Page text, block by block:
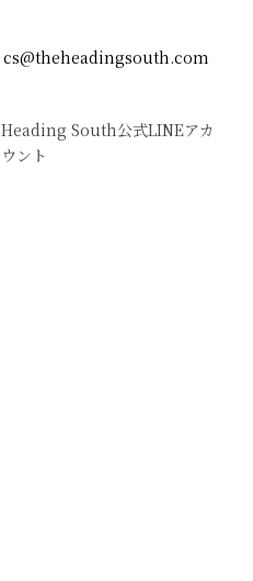
cs@theheadingsouth.com
Heading South公式LINEアカ
ウント